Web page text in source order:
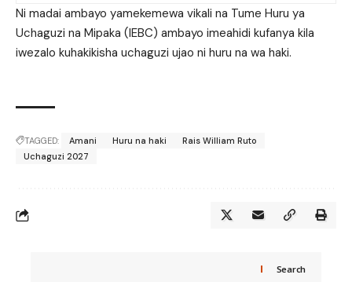
Ni madai ambayo yamekemewa vikali na Tume Huru ya
Uchaguzi na Mipaka (IEBC) ambayo imeahidi kufanya kila
iwezalo kuhakikisha uchaguzi ujao ni huru na wa haki.
TAGGED: Amani Huru na haki
Rais William Ruto
Uchaguzi 2027
Search